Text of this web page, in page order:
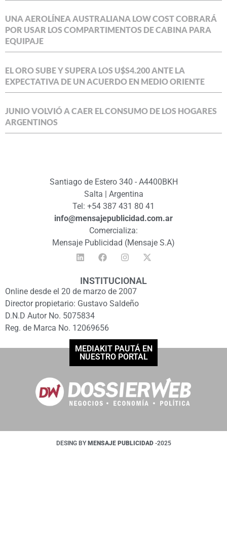
UNA AEROLÍNEA AUSTRALIANA LOW COST COBRARÁ
POR USAR LOS COMPARTIMENTOS DE CABINA PARA
EQUIPAJE
EL ORO SUBE Y SUPERA LOS U$S4.200 ANTE LA
EXPECTATIVA DE UN ACUERDO EN MEDIO ORIENTE
JUNIO VOLVIÓ A CAER EL CONSUMO DE LOS HOGARES
ARGENTINOS
Santiago de Estero 340 - A4400BKH
Salta | Argentina
Tel: +54 387 431 80 41
info@mensajepublicidad.com.ar
Comercializa:
Mensaje Publicidad (Mensaje S.A)
INSTITUCIONAL
Online desde el 20 de marzo de 2007
Director propietario: Gustavo Saldeño
D.N.D Autor No. 5075834
Reg. de Marca No. 12069656
MEDIAKIT PAUTÁ EN
NUESTRO PORTAL
DESING BY MENSAJE PUBLICIDAD -2025